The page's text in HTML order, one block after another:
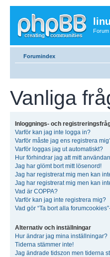
Forumindex
Vanliga
Inloggnings- och
Varför kan jag inte logga in?
Varför måste jag ens registrera
Varför loggas jag ut automatiskt?
Hur förhindrar jag att mitt
Jag har glömt bort mitt lösenord!
Jag har registrerat mig men kan
Jag har registrerat mig men kan
Vad är COPPA?
Varför kan jag inte registrera mig?
Vad gör “Ta bort alla
Alternativ och inställningar
Hur ändrar jag mina inställningar?
Tiderna stämmer inte!
Jag ändrade tidszon men tiderna